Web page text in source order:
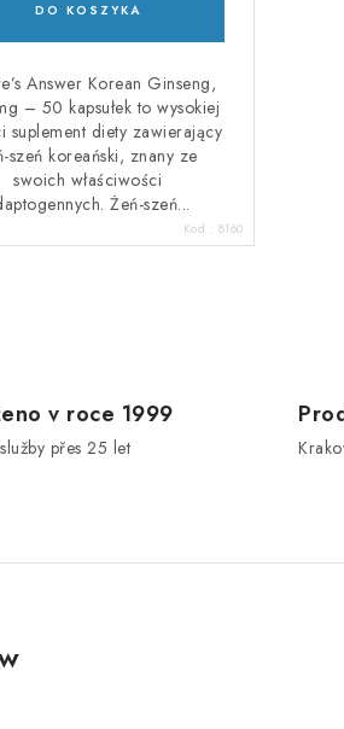
DO KOSZYKA
Answer Korean Ginseng,
– 50 kapsułek to wysokiej
suplement diety zawierający
szeń koreański, znany ze
swoich właściwości
Żeń-szeń...
Kod : 8160
v roce 1999
přes 25 let